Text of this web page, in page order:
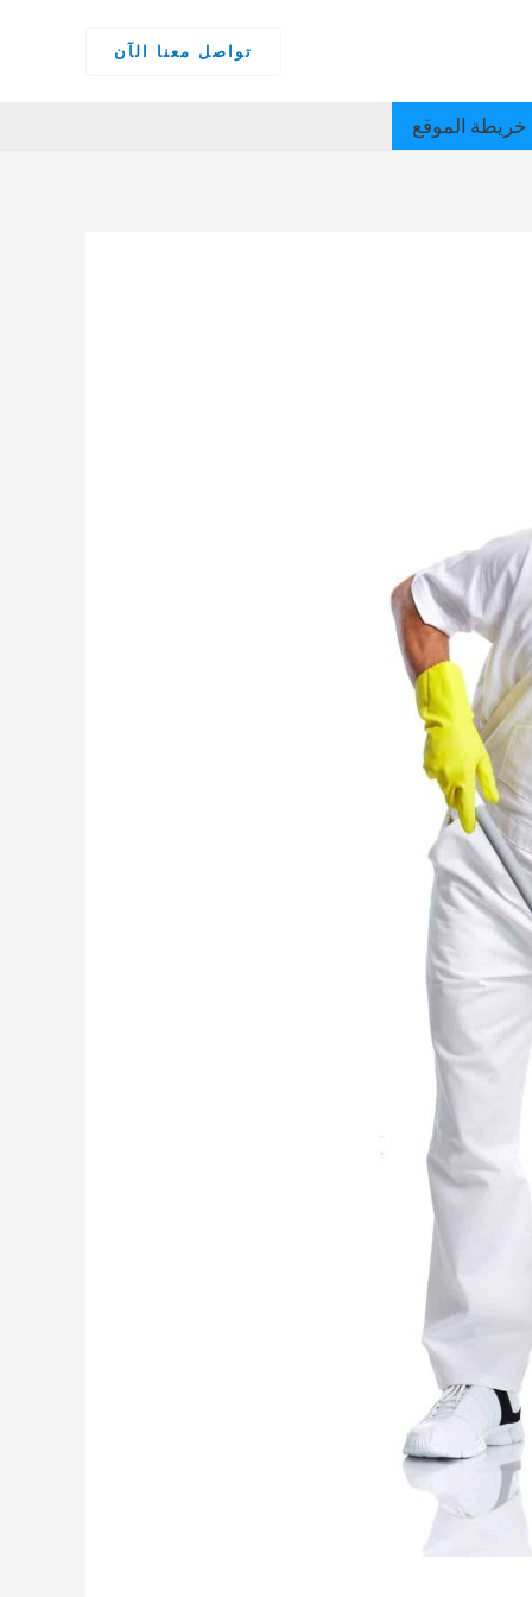
تواصل معنا الآن
خريطة الموقع